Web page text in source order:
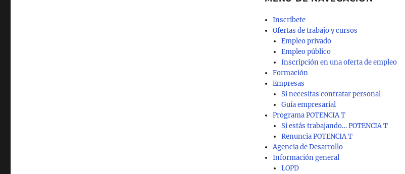
Inscríbete
Ofertas de trabajo y cursos
Empleo privado
Empleo público
Inscripción en una oferta de empleo
Formación
Empresas
Si necesitas contratar personal
Guía empresarial
Programa POTENCIA T
Si estás trabajando… POTENCIA T
Renuncia POTENCIA T
Agencia de Desarrollo
Información general
LOPD